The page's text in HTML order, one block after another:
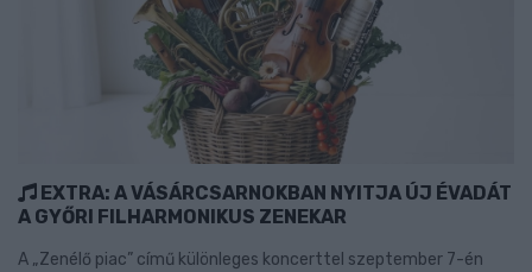
EXTRA: A VÁSÁRCSARNOKBAN NYITJA ÚJ ÉVADÁT
A GYŐRI FILHARMONIKUS ZENEKAR
A „Zenélő piac” című különleges koncerttel szeptember 7-én